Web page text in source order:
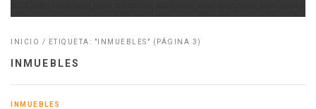
INICIO / ETIQUETA: "INMUEBLES" (PÁGINA 3)
INMUEBLES
INMUEBLES